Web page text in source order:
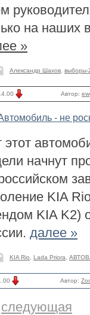
на наших
»
Александр Шахов выборы-
Автор:
- не
этот
начнут
KIA
KIA K2)
далее »
KIA Rio Lada Priora
Автор:
следующая